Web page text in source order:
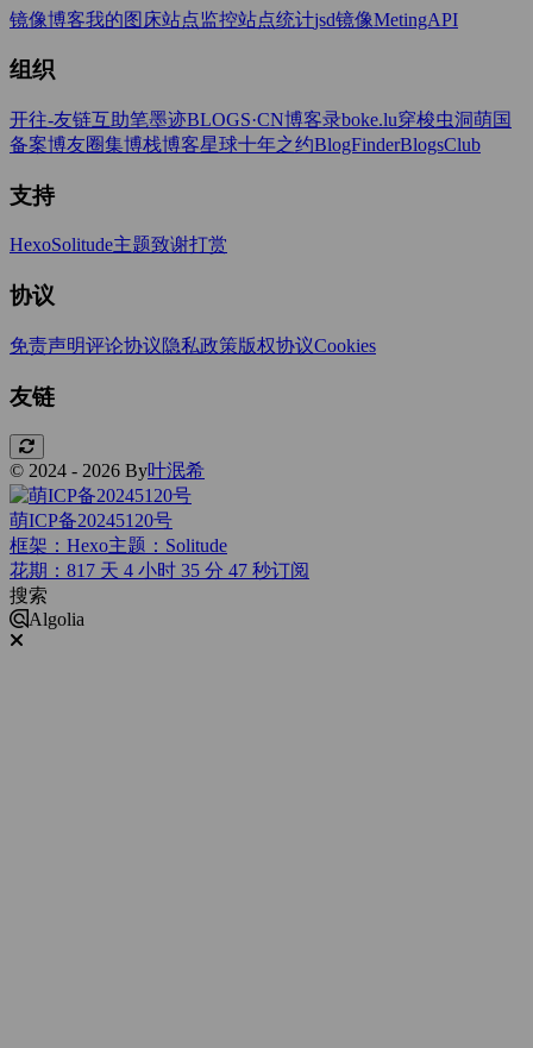
镜像博客我的图床站点监控站点统计jsd镜像MetingAPI
组织
开往-友链互助笔墨迹BLOGS·CN博客录boke.lu穿梭虫洞萌国
备案博友圈集博栈博客星球十年之约BlogFinderBlogsClub
支持
HexoSolitude主题致谢打赏
协议
免责声明评论协议隐私政策版权协议Cookies
友链
© 2024 - 2026 By叶泯希
萌ICP备20245120号
框架：Hexo主题：Solitude
花期：817 天 4 小时 35 分 48 秒订阅
搜索
Algolia